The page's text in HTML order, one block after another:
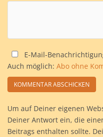
E-Mail-
Auch möglich: Abo ohne
Um auf Deiner eigenen
Deiner Antwort ein, die
Beitrags enthalten sollte.